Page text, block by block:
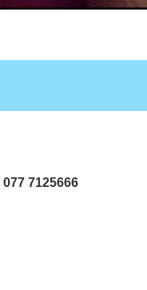
077 7125666